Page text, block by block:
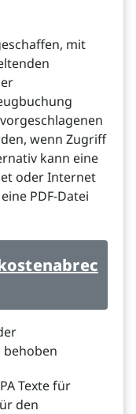
mit
wenn Zugriff
kann eine
oder Internet
PDF-Datei
Texte für
den